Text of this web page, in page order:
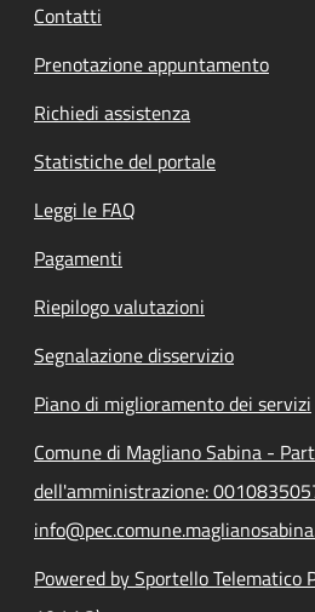
Contatti
Prenotazione appuntamento
Richiedi assistenza
Statistiche del portale
Leggi le FAQ
Pagamenti
Riepilogo valutazioni
Segnalazione disservizio
Piano di miglioramento dei servizi
Comune di Magliano Sabina -
dell'amministrazione:
Powered by Sportello Telematico